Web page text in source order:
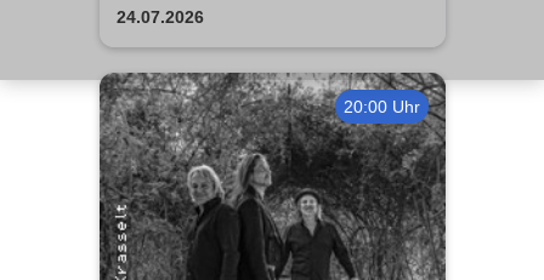
Adao
24.07.2026
20:00 Uhr